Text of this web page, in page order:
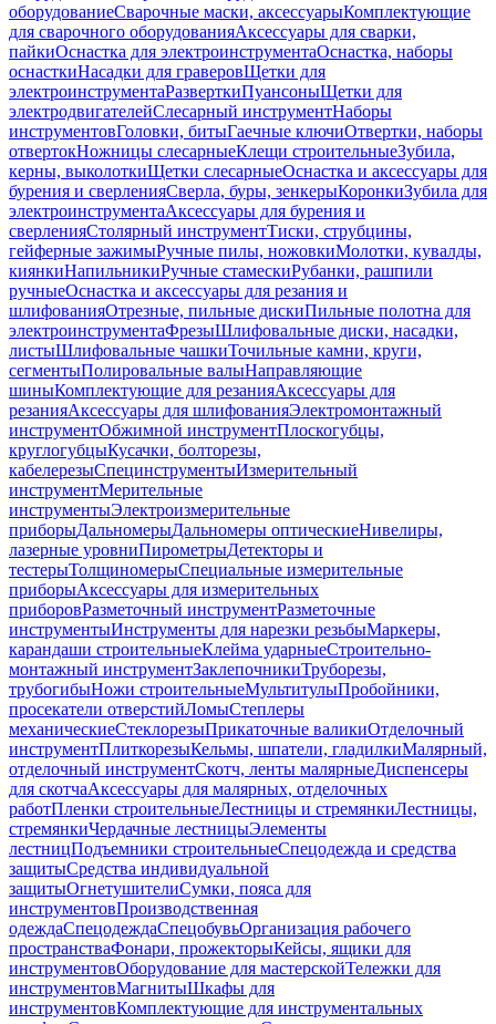
оборудованиеСварочные маски, аксессуарыКомплектующие
для сварочного оборудованияАксессуары для сварки,
пайкиОснастка для электроинструментаОснастка, наборы
оснасткиНасадки для граверовЩетки для
электроинструментаРазверткиПуансоныЩетки для
электродвигателейСлесарный инструментНаборы
инструментовГоловки, битыГаечные ключиОтвертки, наборы
отвертокНожницы слесарныеКлещи строительныеЗубила,
керны, выколоткиЩетки слесарныеОснастка и аксессуары для
бурения и сверленияСверла, буры, зенкерыКоронкиЗубила для
электроинструментаАксессуары для бурения и
сверленияСтолярный инструментТиски, струбцины,
гейферные зажимыРучные пилы, ножовкиМолотки, кувалды,
киянкиНапильникиРучные стамескиРубанки, рашпили
ручныеОснастка и аксессуары для резания и
шлифованияОтрезные, пильные дискиПильные полотна для
электроинструментаФрезыШлифовальные диски, насадки,
листыШлифовальные чашкиТочильные камни, круги,
сегментыПолировальные валыНаправляющие
шиныКомплектующие для резанияАксессуары для
резанияАксессуары для шлифованияЭлектромонтажный
инструментОбжимной инструментПлоскогубцы,
круглогубцыКусачки, болторезы,
кабелерезыСпецинструментыИзмерительный
инструментМерительные
инструментыЭлектроизмерительные
приборыДальномерыДальномеры оптическиеНивелиры,
лазерные уровниПирометрыДетекторы и
тестерыТолщиномерыСпециальные измерительные
приборыАксессуары для измерительных
приборовРазметочный инструментРазметочные
инструментыИнструменты для нарезки резьбыМаркеры,
карандаши строительныеКлейма ударныеСтроительно-
монтажный инструментЗаклепочникиТруборезы,
трубогибыНожи строительныеМультитулыПробойники,
просекатели отверстийЛомыСтеплеры
механическиеСтеклорезыПрикаточные валикиОтделочный
инструментПлиткорезыКельмы, шпатели, гладилкиМалярный,
отделочный инструментСкотч, ленты малярныеДиспенсеры
для скотчаАксессуары для малярных, отделочных
работПленки строительныеЛестницы и стремянкиЛестницы,
стремянкиЧердачные лестницыЭлементы
лестницПодъемники строительныеСпецодежда и средства
защитыСредства индивидуальной
защитыОгнетушителиСумки, пояса для
инструментовПроизводственная
одеждаСпецодеждаСпецобувьОрганизация рабочего
пространстваФонари, прожекторыКейсы, ящики для
инструментовОборудование для мастерскойТележки для
инструментовМагнитыШкафы для
инструментовКомплектующие для инструментальных